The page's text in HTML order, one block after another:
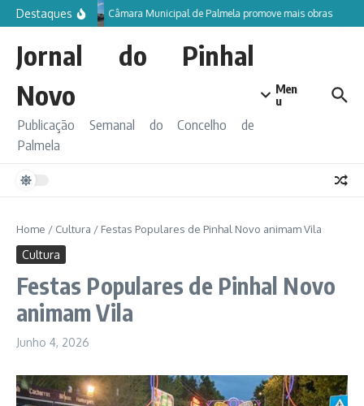
Ir para o conteúdo
Destaques Câmara Municipal de Palmela promove mais obras
Jornal do Pinhal
Novo
Publicação Semanal do Concelho de
Palmela
Men
u
Home / Cultura / Festas Populares de Pinhal Novo animam Vila
Cultura
Festas Populares de Pinhal Novo
animam Vila
Junho 4, 2026